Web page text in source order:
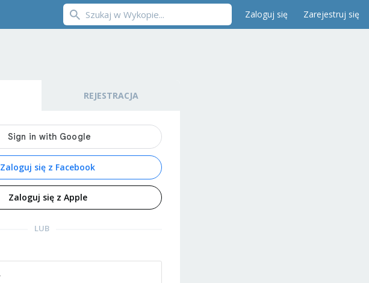
Zaloguj się Zarejestruj się
REJESTRACJA
Zaloguj się z Facebook
Zaloguj się z Apple
LUB